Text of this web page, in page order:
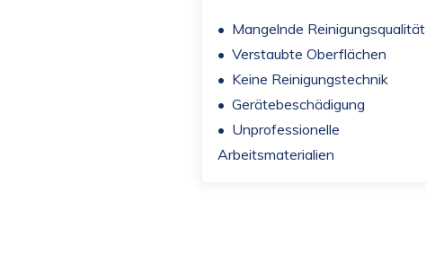
• Mangelnde Reinigungsqualität
• Verstaubte Oberflächen
• Keine Reinigungstechnik
• Gerätebeschädigung
• Unprofessionelle
Arbeitsmaterialien